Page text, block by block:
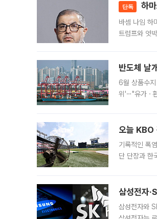
단독 하
바셈 나임 하
트럼프와 엇
반도체 날
6월 상품수
위'⋯"유가ㆍ
오늘 KBO
기록적인 폭
단 단장과 한
삼성전자
삼성전자와 SK하